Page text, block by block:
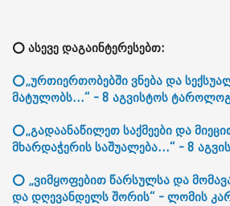
⭕ ასევე დაგაინტერესებთ:
⭕„ურთიერთობებში ვნება და
მატულობს...“ - 8 აგვისტოს
⭕„გადაანაწილეთ საქმეები და
მხარდაჭერის საშუალება...“ - 8
⭕ „ვიმყოფებით წარსულსა და
და დღევანდელს შორის“ - ლომის